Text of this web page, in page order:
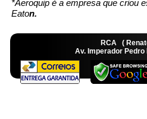
*Aeroquip é a empresa que criou
Eaton.
RCA (
Av. Imperador